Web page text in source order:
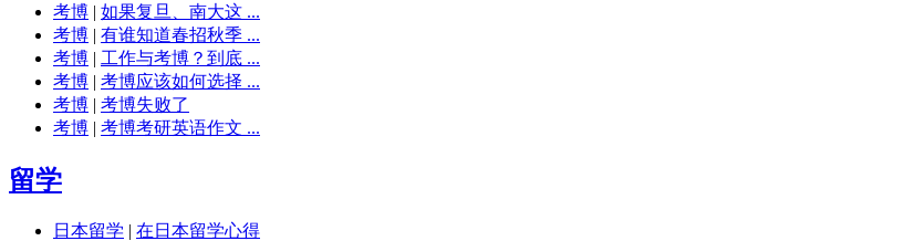
考博 | 如果复旦、南大这 ...
考博 | 有谁知道春招秋季 ...
考博 | 工作与考博？到底 ...
考博 | 考博应该如何选择 ...
考博 | 考博失败了
考博 | 考博考研英语作文 ...
留学
日本留学 | 在日本留学心得